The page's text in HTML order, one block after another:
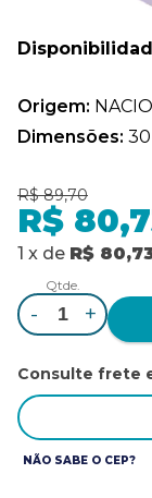
Origem:
Dimensões:
R$ 89,70
R$
1 x de R$
Qtde.
- +
Consulte frete
NÃO SABE O CEP?